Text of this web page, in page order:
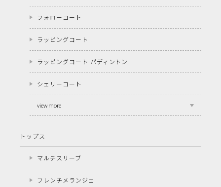
フォローコート
ラッピングコート
ラッピングコート パディントン
シェリーコート
view more
トップス
マルチスリーブ
フレンチメランジェ